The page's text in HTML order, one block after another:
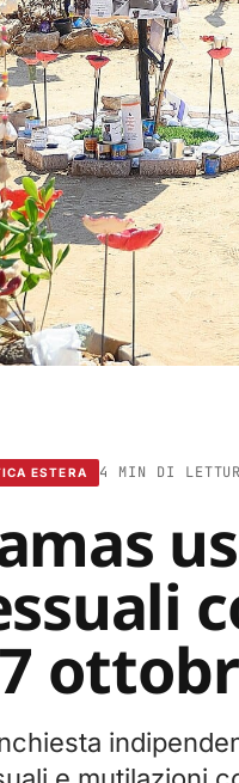
ESTERA 4 MIN DI